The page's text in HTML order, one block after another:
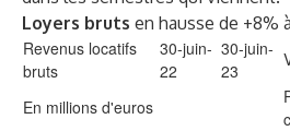
Loyers bruts en hausse de +8%
Revenus locatifs
bruts
30-juin-
22
30-juin-
23
En millions d'euros